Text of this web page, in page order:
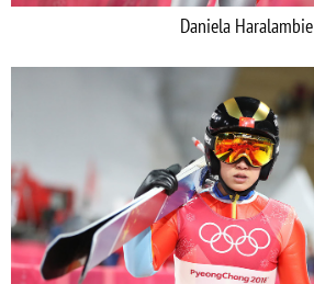
Daniela Haralambie